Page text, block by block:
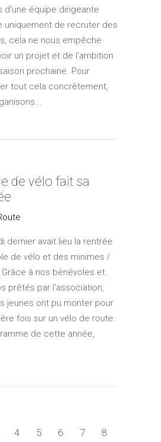
d'une équipe dirigeante
uniquement de recruter des
cela ne nous empêche
un projet et de l'ambition
prochaine. Pour
tout cela concrètement,
de vélo fait sa
dernier avait lieu la rentrée
de vélo et des minimes /
à nos bénévoles et
prêtés par l'association,
jeunes ont pu monter pour
fois sur un vélo de route.
de cette année,
4 5 6 7
8